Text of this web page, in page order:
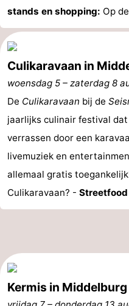
doen
-
Musea
-
Monumenten
-
Molens
-
Vuurtorens
-
Uitkijkpunten
Attracties
Speeltuinen
-
Bowlen
-
Minigolfbanen
Wellness
stands en shopping: Op
Culikaravaan in
woensdag 5 – zaterdag 8
De Culikaravaan bij de
jaarlijks culinair festival
verrassen door een
livemuziek en
allemaal gratis
Culikaravaan? -
Kermis in Middelburg